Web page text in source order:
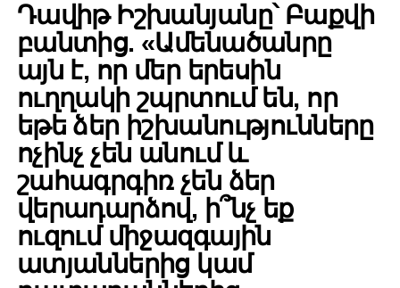
Դավիթ Իշխանյանը՝ Բաքվի
բանտից. «Ամենածանրը
այն է, որ մեր երեսին
ուղղակի շպրտում են, որ
եթե ձեր իշխանությունները
ոչինչ չեն անում և
շահագրգիռ չեն ձեր
վերադարձով, ի՞նչ եք
ուզում միջազգային
ատյաններից կամ